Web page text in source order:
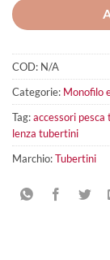
COD: N/A
Categorie: Monofilo
Tag:accessori
lenza tubertini
Marchio:Tubertini